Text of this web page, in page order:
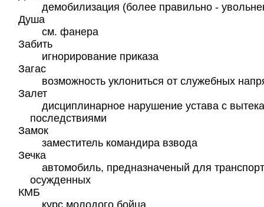
демобилизация (более правильно -
Душа
см. фанера
Забить
игнорирование приказа
Загас
возможность уклониться от служебных
Залет
дисциплинарное нарушение устава с
последствиями
Замок
заместитель командира взвода
Зечка
автомобиль, предназначеный для
осужденных
КМБ